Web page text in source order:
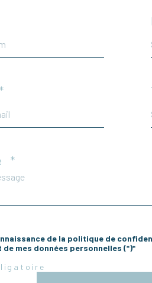
*
de la politique de
mes données personnelles (*)*